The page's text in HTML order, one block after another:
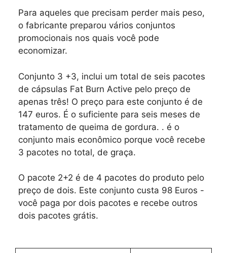
Para aqueles que precisam perder mais peso,
o fabricante preparou vários conjuntos
promocionais nos quais você pode
economizar.
Conjunto 3 +3, inclui um total de seis pacotes
de cápsulas Fat Burn Active pelo preço de
apenas três! O preço para este conjunto é de
147 euros. É o suficiente para seis meses de
tratamento de queima de gordura. . é o
conjunto mais econômico porque você recebe
3 pacotes no total, de graça.
O pacote 2+2 é de 4 pacotes do produto pelo
preço de dois. Este conjunto custa 98 Euros -
você paga por dois pacotes e recebe outros
dois pacotes grátis.